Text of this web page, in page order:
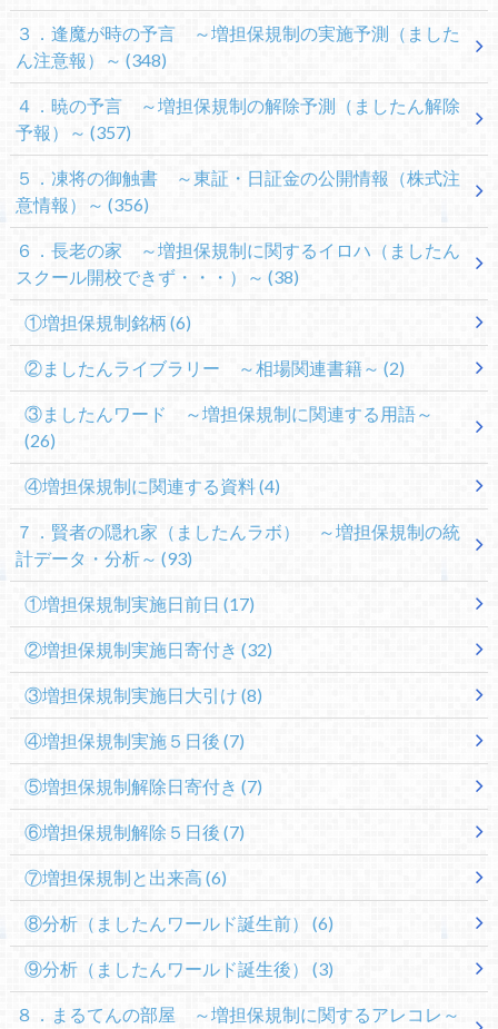
３．逢魔が時の予言 ～増担保規制の実施予測（ました
ん注意報）～ (348)
４．暁の予言 ～増担保規制の解除予測（ましたん解除
予報）～ (357)
５．凍将の御触書 ～東証・日証金の公開情報（株式注
意情報）～ (356)
６．長老の家 ～増担保規制に関するイロハ（ましたん
スクール開校できず・・・）～ (38)
①増担保規制銘柄 (6)
②ましたんライブラリー ～相場関連書籍～ (2)
③ましたんワード ～増担保規制に関連する用語～
(26)
④増担保規制に関連する資料(4)
７．賢者の隠れ家（ましたんラボ） ～増担保規制の統
計データ・分析～ (93)
①増担保規制実施日前日 (17)
②増担保規制実施日寄付き (32)
③増担保規制実施日大引け (8)
④増担保規制実施５日後 (7)
⑤増担保規制解除日寄付き (7)
⑥増担保規制解除５日後 (7)
⑦増担保規制と出来高 (6)
⑧分析（ましたんワールド誕生前） (6)
⑨分析（ましたんワールド誕生後） (3)
８．まるてんの部屋 ～増担保規制に関するアレコレ～